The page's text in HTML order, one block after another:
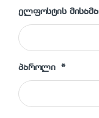
ელფოსტის
პაროლი*